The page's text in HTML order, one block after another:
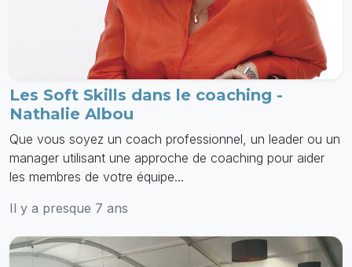
Les Soft Skills dans le coaching -
Nathalie Albou
Que vous soyez un coach professionnel, un leader ou un
manager utilisant une approche de coaching pour aider
les membres de votre équipe...
Il y a presque 7 ans